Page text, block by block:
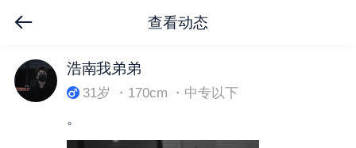
查看动态
下拉刷新
浩南我弟弟
31岁 ・170cm ・中专以下
。